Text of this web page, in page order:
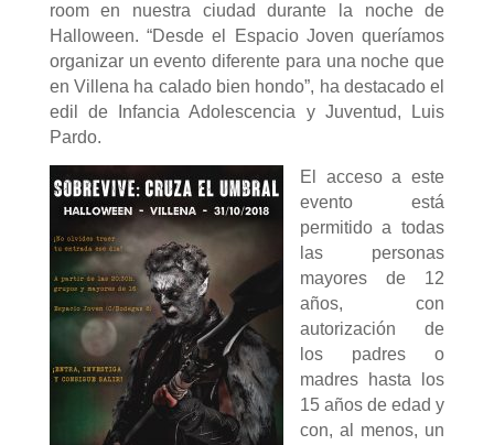
room en nuestra ciudad durante la noche de
Halloween. “Desde el Espacio Joven queríamos
organizar un evento diferente para una noche que
en Villena ha calado bien hondo”, ha destacado el
edil de Infancia Adolescencia y Juventud, Luis
Pardo.
El acceso a este
evento está
permitido a todas
las personas
mayores de 12
años, con
autorización de
los padres o
madres hasta los
15 años de edad y
con, al menos, un